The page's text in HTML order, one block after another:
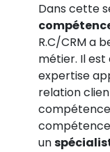
Dans cette
R.C/CRM a
métier. Il est
expertise
relation
un